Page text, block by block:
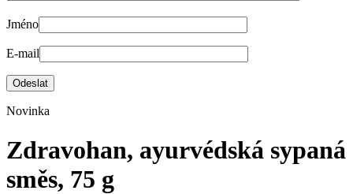
Jméno
E-mail
Novinka
Zdravohan, ayurvédská sypaná
směs, 75 g